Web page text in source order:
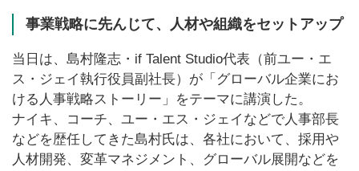
事業戦略に先んじて、人材や組織をセットアップ
当日は、島村隆志・if Talent Studio代表（前ユー・エ
ス・ジェイ執行役員副社長）が「グローバル企業にお
ける人事戦略ストーリー」をテーマに講演した。
ナイキ、コーチ、ユー・エス・ジェイなどで人事部長
などを歴任してきた島村氏は、各社において、採用や
人材開発、変革マネジメント、グローバル展開などを